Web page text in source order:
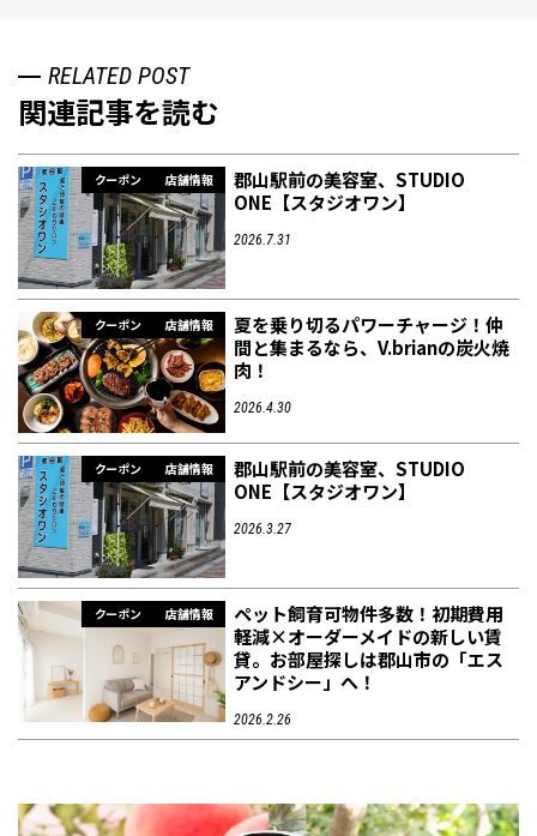
RELATED POST
関連記事を読む
クーポン 店舗情報
郡山駅前の美容室、STUDIO
ONE【スタジオワン】
2026.7.31
クーポン 店舗情報
夏を乗り切るパワーチャージ！仲
間と集まるなら、V.brianの炭火焼
肉！
2026.4.30
クーポン 店舗情報
郡山駅前の美容室、STUDIO
ONE【スタジオワン】
2026.3.27
クーポン 店舗情報
ペット飼育可物件多数！初期費用
軽減×オーダーメイドの新しい賃
貸。お部屋探しは郡山市の「エス
アンドシー」へ！
2026.2.26